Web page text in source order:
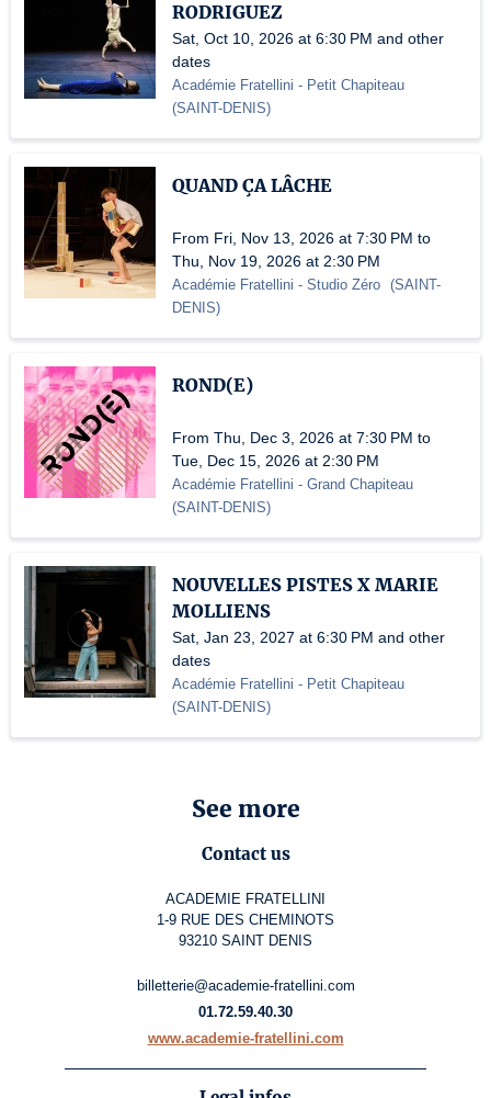
RODRIGUEZ
Sat, Oct 10, 2026 at 6:30 PM and other
dates
Académie Fratellini - Petit Chapiteau
(SAINT-DENIS)
QUAND ÇA LÂCHE
From Fri, Nov 13, 2026 at 7:30 PM to
Thu, Nov 19, 2026 at 2:30 PM
Académie Fratellini - Studio Zéro (SAINT-
DENIS)
ROND(E)
From Thu, Dec 3, 2026 at 7:30 PM to
Tue, Dec 15, 2026 at 2:30 PM
Académie Fratellini - Grand Chapiteau
(SAINT-DENIS)
NOUVELLES PISTES X MARIE
MOLLIENS
Sat, Jan 23, 2027 at 6:30 PM and other
dates
Académie Fratellini - Petit Chapiteau
(SAINT-DENIS)
See more
Contact us
ACADEMIE FRATELLINI
1-9 RUE DES CHEMINOTS
93210 SAINT DENIS
billetterie@academie-fratellini.com
01.72.59.40.30
www.academie-fratellini.com